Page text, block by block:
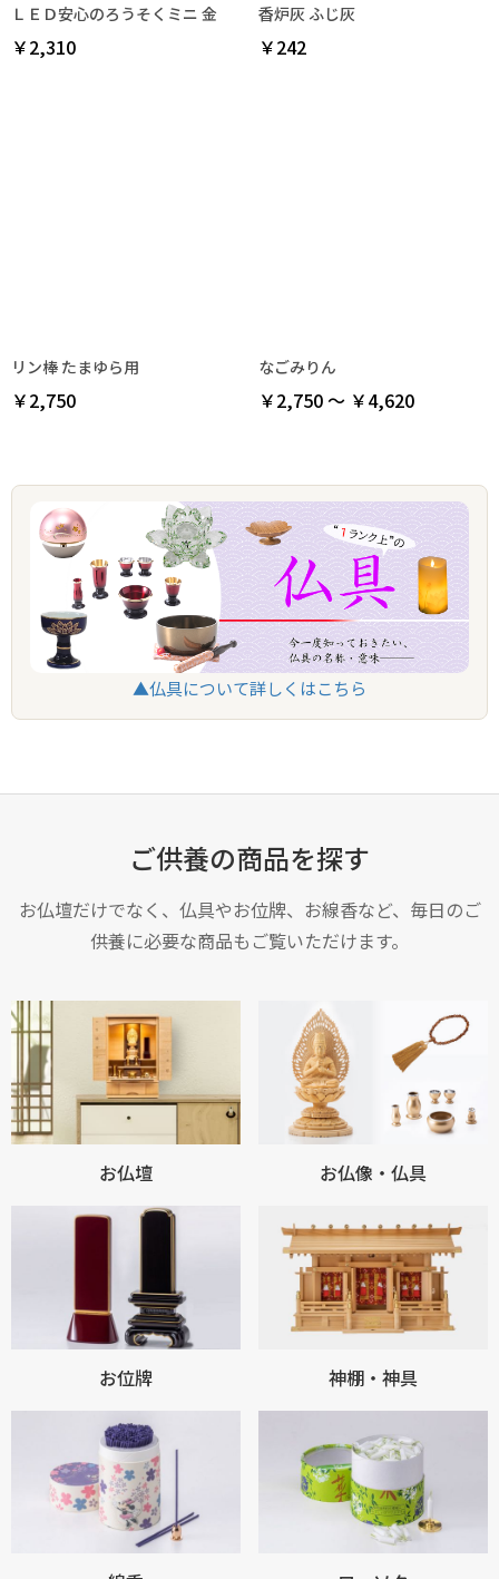
ＬＥＤ安心のろうそくミニ 金
￥2,310
香炉灰 ふじ灰
￥242
リン棒 たまゆら用
￥2,750
なごみりん
￥2,750 ～ ￥4,620
▲仏具について詳しくはこちら
ご供養の商品を探す
お仏壇だけでなく、仏具やお位牌、お線香など、毎日のご
供養に必要な商品もご覧いただけます。
お仏壇 お仏像・仏具
お位牌 神棚・神具